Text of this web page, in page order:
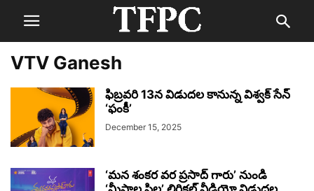
VTV Ganesh
ఫిబ్రవరి 13న విడుదల కానున్న విశ్వక్ సేన్
‘ఫంకీ’
December 15, 2025
‘మన శంకర వర ప్రసాద్ గారు’ నుండి